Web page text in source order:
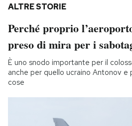
ALTRE STORIE
Perché proprio
preso di mira per i
È uno snodo importante per il
anche per quello ucraino Antonov e
cose